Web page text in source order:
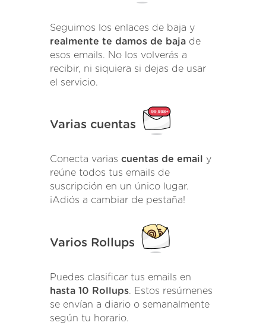
Seguimos los enlaces de baja y
realmente te damos de baja de
esos emails. No los volverás a
recibir, ni siquiera si dejas de usar
el servicio.
Varias cuentas
Conecta varias cuentas de email y
reúne todos tus emails de
suscripción en un único lugar.
¡Adiós a cambiar de pestaña!
Varios Rollups
Puedes clasificar tus emails en
hasta 10 Rollups. Estos resúmenes
se envían a diario o semanalmente
según tu horario.